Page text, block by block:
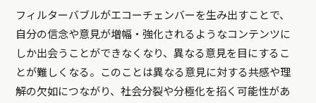
フィルターバブルがエコーチェンバーを生み出すことで、
自分の信念や意見が増幅・強化されるようなコンテンツに
しか出会うことができなくなり、異なる意見を目にするこ
とが難しくなる。このことは異なる意見に対する共感や理
解の欠如につながり、社会分裂や分極化を招く可能性があ